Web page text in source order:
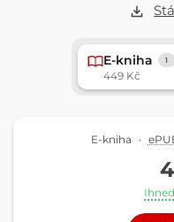
E-kniha 1
449 Kč
E-kniha ·
Ihned